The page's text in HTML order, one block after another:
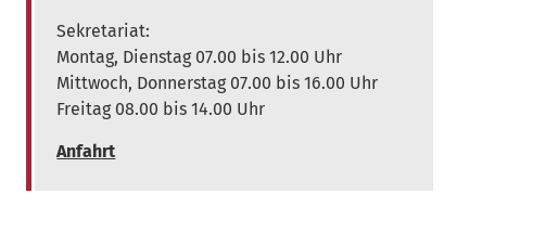
Sekretariat:
Montag, Dienstag 07.00 bis 12.00 Uhr
Mittwoch, Donnerstag 07.00 bis 16.00 Uhr
Freitag 08.00 bis 14.00 Uhr
Anfahrt